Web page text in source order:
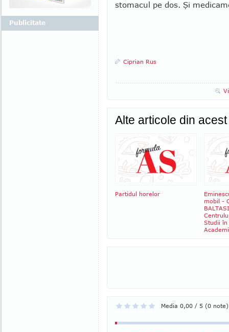
stomacul pe dos. Şi
Ciprian Rus
Alte articole din
Partidul horelor
mobil -
Studii în
Media 0,00 / 5 (0 note)
Publicitate